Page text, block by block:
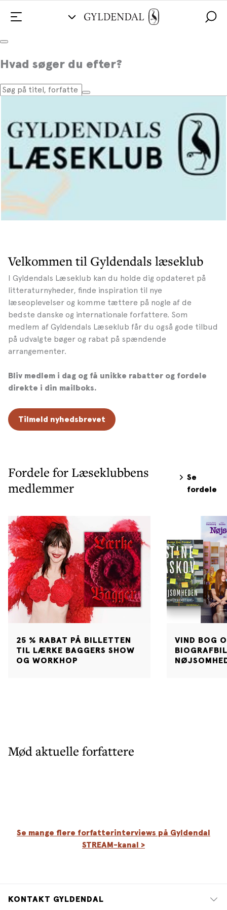
Hvad søger du efter?
Velkommen til Gyldendals læseklub
I Gyldendals Læseklub kan du holde dig opdateret på
litteraturnyheder, finde inspiration til nye
læseoplevelser og komme tættere på nogle af de
bedste danske og internationale forfattere. Som
medlem af Gyldendals Læseklub får du også gode tilbud
på udvalgte bøger og rabat på spændende
arrangementer.
Bliv medlem i dag og få unikke rabatter og fordele
direkte i din mailboks.
Tilmeld nyhedsbrevet
Fordele for Læseklubbens
medlemmer
Se
fordele
25 % RABAT PÅ BILLETTEN
TIL LÆRKE BAGGERS SHOW
OG WORKHOP
VIND BOG
Mød aktuelle forfattere
Se mange flere forfatterinterviews på Gyldendal
STREAM-kanal >
KONTAKT GYLDENDAL